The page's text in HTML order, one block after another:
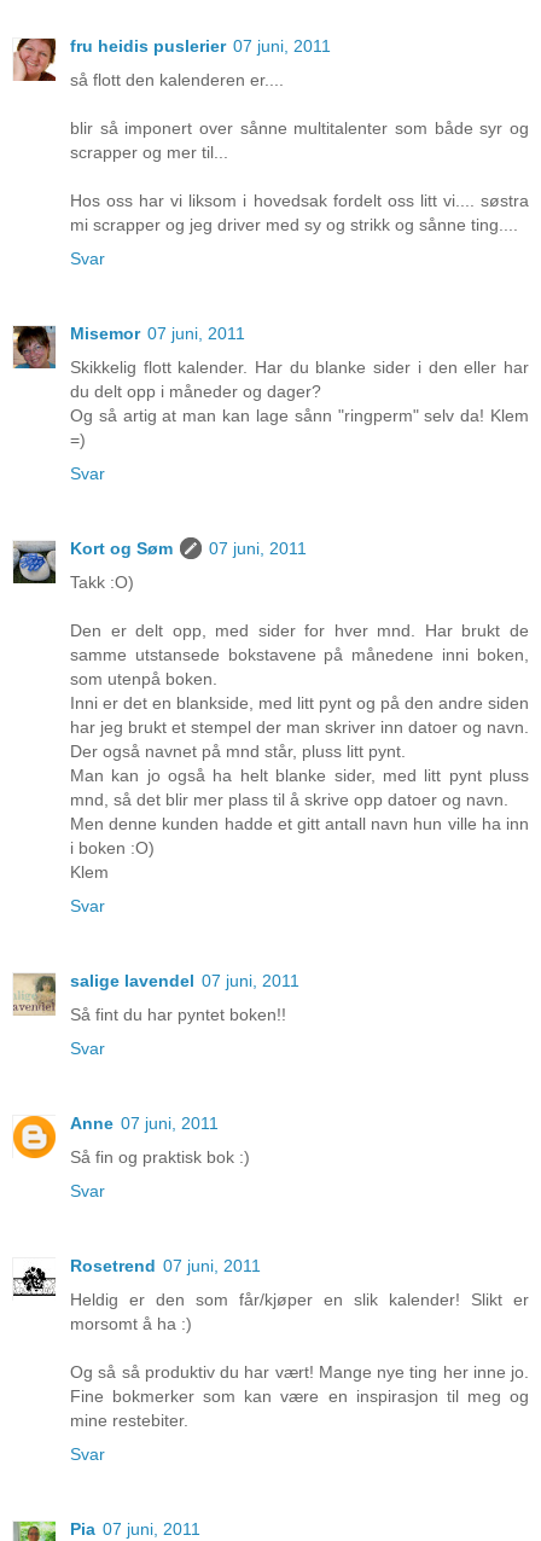
fru heidis puslerier 07 juni, 2011
så flott den kalenderen er....
blir så imponert over sånne multitalenter som både syr og
scrapper og mer til...
Hos oss har vi liksom i hovedsak fordelt oss litt vi.... søstra
mi scrapper og jeg driver med sy og strikk og sånne ting....
Svar
Misemor 07 juni, 2011
Skikkelig flott kalender. Har du blanke sider i den eller har
du delt opp i måneder og dager?
Og så artig at man kan lage sånn "ringperm" selv da! Klem
=)
Svar
Kort og Søm
07 juni, 2011
Takk :O)
Den er delt opp, med sider for hver mnd. Har brukt de
samme utstansede bokstavene på månedene inni boken,
som utenpå boken.
Inni er det en blankside, med litt pynt og på den andre siden
har jeg brukt et stempel der man skriver inn datoer og navn.
Der også navnet på mnd står, pluss litt pynt.
Man kan jo også ha helt blanke sider, med litt pynt pluss
mnd, så det blir mer plass til å skrive opp datoer og navn.
Men denne kunden hadde et gitt antall navn hun ville ha inn
i boken :O)
Klem
Svar
salige lavendel 07 juni, 2011
Så fint du har pyntet boken!!
Svar
Anne 07 juni, 2011
Så fin og praktisk bok :)
Svar
Rosetrend 07 juni, 2011
Heldig er den som får/kjøper en slik kalender! Slikt er
morsomt å ha :)
Og så så produktiv du har vært! Mange nye ting her inne jo.
Fine bokmerker som kan være en inspirasjon til meg og
mine restebiter.
Svar
Pia 07 juni, 2011